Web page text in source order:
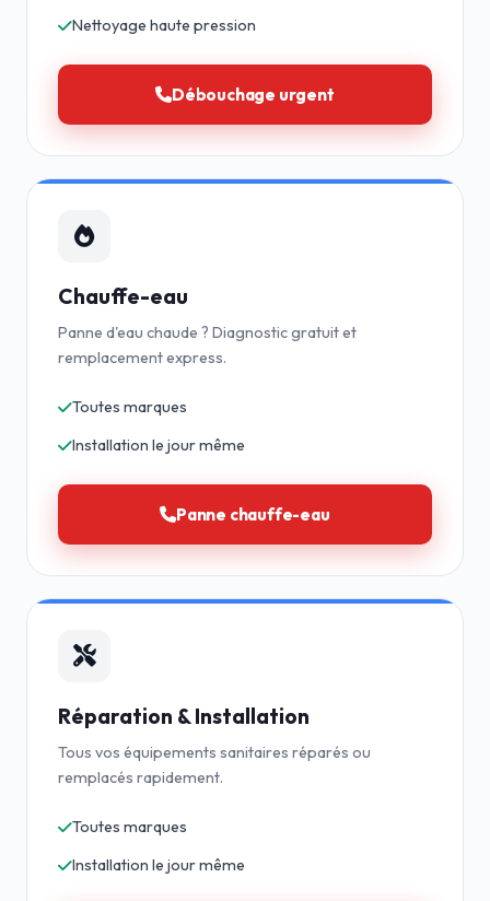
Nettoyage haute pression
Débouchage urgent
Chauffe-eau
Panne d'eau chaude ? Diagnostic gratuit et
remplacement express.
Toutes marques
Installation le jour même
Panne chauffe-eau
Réparation & Installation
Tous vos équipements sanitaires réparés ou
remplacés rapidement.
Toutes marques
Installation le jour même